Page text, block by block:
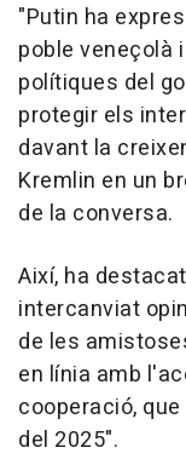
"Putin ha
poble veneçolà
polítiques del
protegir els
davant la
Kremlin en un
de la conversa.
Així, ha
intercanviat
de les
en línia amb
cooperació,
del 2025".